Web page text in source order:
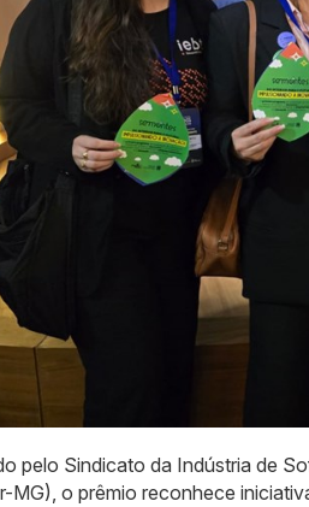
pelo Sindicato da Indústria de
MG), o prêmio reconhece